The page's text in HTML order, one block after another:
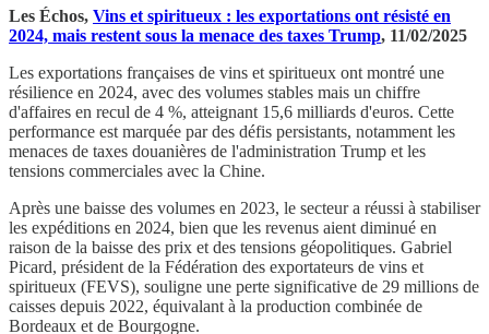
Les Échos, Vins et spiritueux : les exportations ont résisté en
2024, mais restent sous la menace des taxes Trump, 11/02/2025
Les exportations françaises de vins et spiritueux ont montré une
résilience en 2024, avec des volumes stables mais un chiffre
d'affaires en recul de 4 %, atteignant 15,6 milliards d'euros. Cette
performance est marquée par des défis persistants, notamment les
menaces de taxes douanières de l'administration Trump et les
tensions commerciales avec la Chine.
Après une baisse des volumes en 2023, le secteur a réussi à stabiliser
les expéditions en 2024, bien que les revenus aient diminué en
raison de la baisse des prix et des tensions géopolitiques. Gabriel
Picard, président de la Fédération des exportateurs de vins et
spiritueux (FEVS), souligne une perte significative de 29 millions de
caisses depuis 2022, équivalant à la production combinée de
Bordeaux et de Bourgogne.